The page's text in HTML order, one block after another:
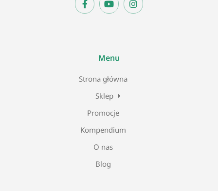
Menu
Strona główna
Sklep
Promocje
Kompendium
O nas
Blog